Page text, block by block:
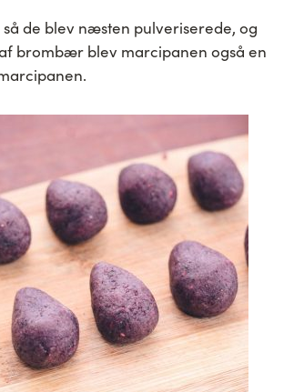
de blev næsten pulveriserede, og
brombær blev marcipanen også en